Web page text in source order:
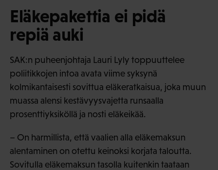
Eläkepakettia ei pidä
repiä auki
SAK:n puheenjohtaja Lauri Lyly toppuuttelee
poliitikkojen intoa avata viime syksynä
kolmikantaisesti sovittua eläkeratkaisua, joka muun
muassa alensi kestävyysvajetta runsaalla
prosenttiyksiköllä ja nosti eläkeikää.
– On harmillista, että vaalien alla eläkemaksun
alentaminen on otettu keinoksi korjata taloutta.
Sovitulla eläkemaksun tasolla kuitenkin taataan